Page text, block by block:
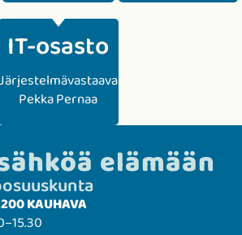
IT-osasto
Järjestelmävastaava
Pekka Pernaa
elämään
KAUHAVA